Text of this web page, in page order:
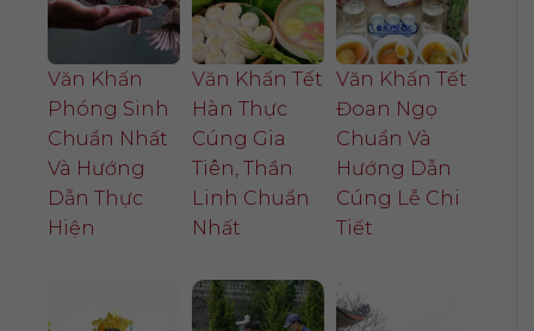
Văn Khấn
Phóng Sinh
Chuẩn Nhất
Và Hướng
Dẫn Thực
Hiện
Văn Khấn Tết
Hàn Thực
Cúng Gia
Tiên, Thần
Linh Chuẩn
Nhất
Văn Khấn Tết
Đoan Ngọ
Chuẩn Và
Hướng Dẫn
Cúng Lễ Chi
Tiết